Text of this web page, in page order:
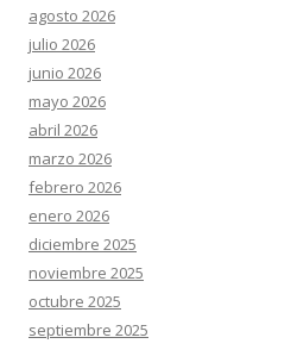
agosto 2026
julio 2026
junio 2026
mayo 2026
abril 2026
marzo 2026
febrero 2026
enero 2026
diciembre 2025
noviembre 2025
octubre 2025
septiembre 2025